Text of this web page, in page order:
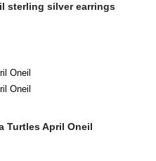
sterling silver earrings
Turtles April Oneil